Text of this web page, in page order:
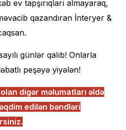
ev tapşırıqları almayaraq,
qazandıran İnteryer &
günlər qalıb! Onlarla
peşəyə yiyələn!
digər məlumatları əldə
edilən bəndləri